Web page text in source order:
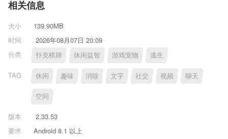
相关信息
大小
139.90MB
时间
2026年08月07日 20:09
分类
扑克棋牌 休闲益智 游戏宠物 逃生
TAG 休闲 趣味 消除 文字 社交 视频 聊天
空间
版本
2.33.53
要求
Android 8.1 以上